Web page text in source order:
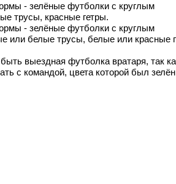
- зелёные футболки с круглым
трусы, красные гетры.
- зелёные футболки с круглым
или белые трусы, белые или красные
выездная футболка вратаря, так
с командой, цвета которой был